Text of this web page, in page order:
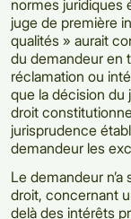
normes juridiques
juge de première
qualités » aurait
du demandeur en
réclamation ou
que la décision du
droit
jurisprudence
demandeur les
Le demandeur
droit, concernant
delà des intérêts